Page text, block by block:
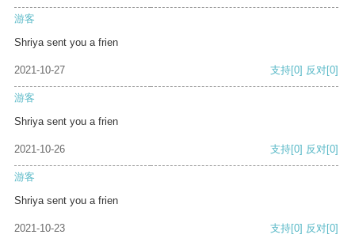
游客
Shriya sent you a frien
2021-10-27 支持[0] 反对[0]
游客
Shriya sent you a frien
2021-10-26 支持[0] 反对[0]
游客
Shriya sent you a frien
2021-10-23 支持[0] 反对[0]